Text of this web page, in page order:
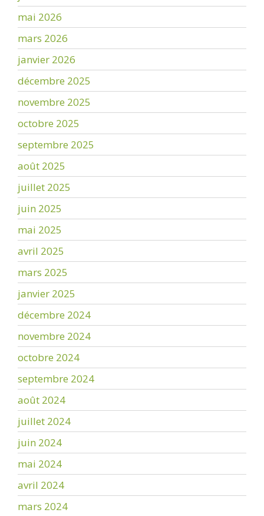
mai 2026
mars 2026
janvier 2026
décembre 2025
novembre 2025
octobre 2025
septembre 2025
août 2025
juillet 2025
juin 2025
mai 2025
avril 2025
mars 2025
janvier 2025
décembre 2024
novembre 2024
octobre 2024
septembre 2024
août 2024
juillet 2024
juin 2024
mai 2024
avril 2024
mars 2024